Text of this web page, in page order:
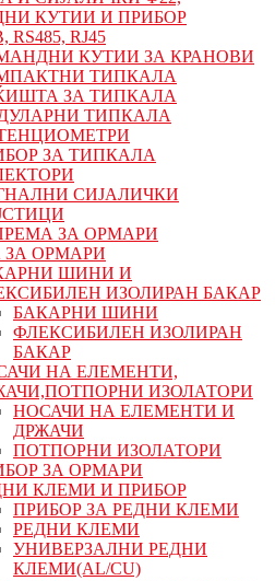
КУТИИ И ПРИБОР
RS485, RJ45
КУТИИ ЗА КРАНОВИ
ТИПКАЛА
ЗА ТИПКАЛА
ТИПКАЛА
ЗА ТИПКАЛА
СИЈАЛИЧКИ
ЗА ОРМАРИ
ОРМАРИ
ШИНИ И
ИЗОЛИРАН БАКАР
БАКАРНИ ШИНИ
ФЛЕКСИБИЛЕН ИЗОЛИРАН
БАКАР
НА ЕЛЕМЕНТИ,
ИЗОЛАТОРИ
НОСАЧИ НА ЕЛЕМЕНТИ И
ДРЖАЧИ
ПОТПОРНИ ИЗОЛАТОРИ
ЗА ОРМАРИ
КЛЕМИ И ПРИБОР
ПРИБОР ЗА РЕДНИ КЛЕМИ
РЕДНИ КЛЕМИ
УНИВЕРЗАЛНИ РЕДНИ
КЛЕМИ(AL/CU)